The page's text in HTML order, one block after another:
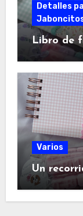
Detalles
Libro de
Varios
Un